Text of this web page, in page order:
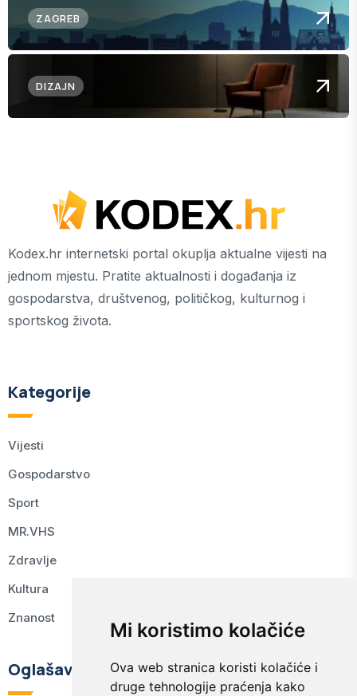
Mi koristimo kolačiće
Ova web stranica koristi kolačiće i
druge tehnologije praćenja kako
ZAGREB
DIZAJN
Kodex.hr internetski portal okuplja aktualne vijesti na
jednom mjestu. Pratite aktualnosti i događanja iz
gospodarstva, društvenog, političkog, kulturnog i
sportskog života.
Kategorije
Vijesti
Gospodarstvo
Sport
MR.VHS
Zdravlje
Kultura
Znanost
Oglašavanje